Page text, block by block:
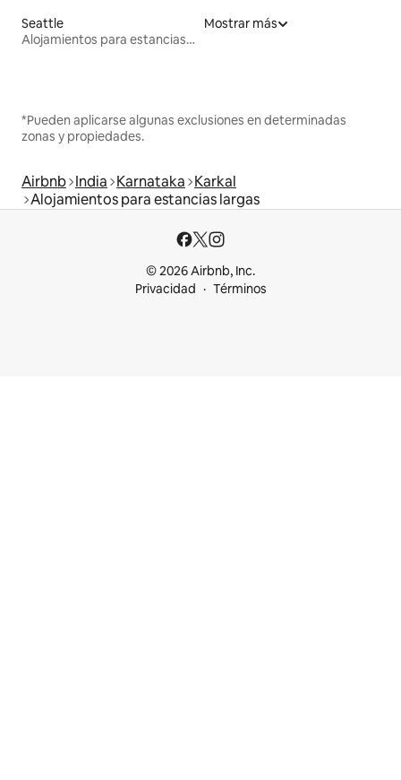
Seattle
Alojamientos para estancias largas
Mostrar más
*Pueden aplicarse algunas exclusiones en determinadas
zonas y propiedades.
Airbnb India Karnataka Karkal
Alojamientos para estancias largas
© 2026 Airbnb, Inc.
Privacidad
Términos